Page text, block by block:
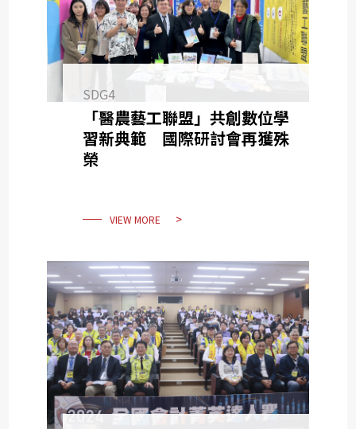
SDG4
「醫農藝工聯盟」共創數位學
習新典範 國際研討會再獲殊
榮
VIEW MORE